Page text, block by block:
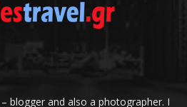
blogger and also a photographer. I